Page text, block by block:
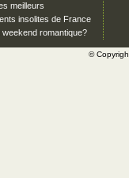
meilleurs
insolites de France
weekend romantique?
©